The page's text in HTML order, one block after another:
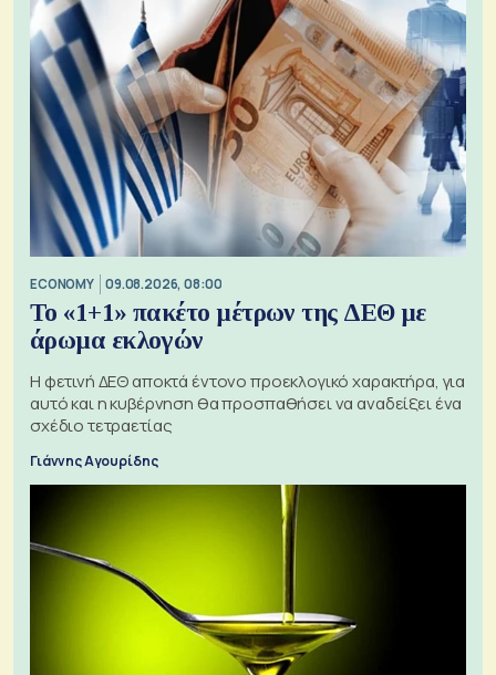
ECONOMY 09.08.2026, 08:00
Το «1+1» πακέτο μέτρων της ΔΕΘ με
άρωμα εκλογών
Η φετινή ΔΕΘ αποκτά έντονο προεκλογικό χαρακτήρα, για
αυτό και η κυβέρνηση θα προσπαθήσει να αναδείξει ένα
σχέδιο τετραετίας
Γιάννης Αγουρίδης